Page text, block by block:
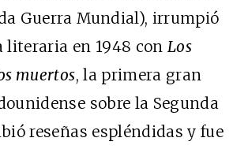
Guerra Mundial), irrumpió
literaria en 1948 con Los
muertos, la primera gran
sobre la Segunda
reseñas espléndidas y fue